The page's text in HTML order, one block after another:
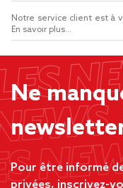
Notre service client est à
En savoir plus...
Ne
Pour être informé
privées, inscrivez-